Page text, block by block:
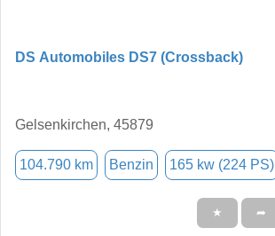
DS Automobiles DS7 (Crossback)
Gelsenkirchen, 45879
104.790 km Benzin 165 kw (224 PS)
★ ➦